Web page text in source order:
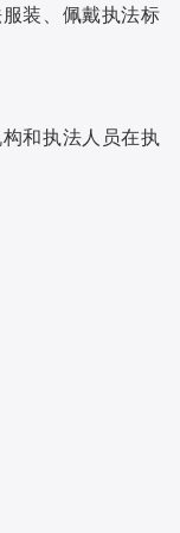
装、佩戴执法标
和执法人员在执